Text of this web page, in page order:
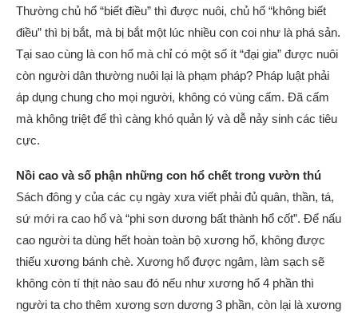
Thường chủ hổ “biết điều” thì được nuôi, chủ hổ “không biết
điều” thì bị bắt, mà bị bắt một lúc nhiều con coi như là phá sản.
Tại sao cùng là con hổ mà chỉ có một số ít “đại gia” được nuôi
còn người dân thường nuôi lại là phạm pháp? Pháp luật phải
áp dụng chung cho mọi người, không có vùng cấm. Đã cấm
mà không triệt để thì càng khó quản lý và dễ nảy sinh các tiêu
cực.
Nồi cao và số phận những con hổ chết trong vườn thú
Sách đông y của các cụ ngày xưa viết phải đủ quân, thần, tá,
sứ mới ra cao hổ và “phi sơn dương bất thành hổ cốt”. Để nấu
cao người ta dùng hết hoàn toàn bộ xương hổ, không được
thiếu xương bánh chè. Xương hổ được ngâm, làm sạch sẽ
không còn tí thịt nào sau đó nếu như xương hổ 4 phần thì
người ta cho thêm xương sơn dương 3 phần, còn lại là xương